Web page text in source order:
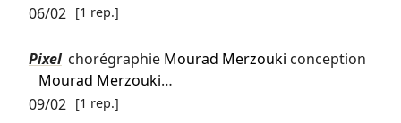
06/02 [1 rep.]
Pixel chorégraphie Mourad Merzouki conception
Mourad Merzouki…
09/02 [1 rep.]